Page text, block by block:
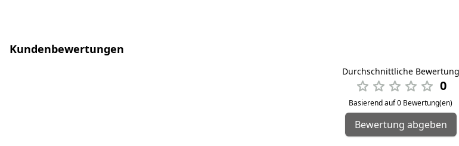
Kundenbewertungen
Durchschnittliche Bewertung
0
Basierend auf 0 Bewertung(en)
Bewertung abgeben